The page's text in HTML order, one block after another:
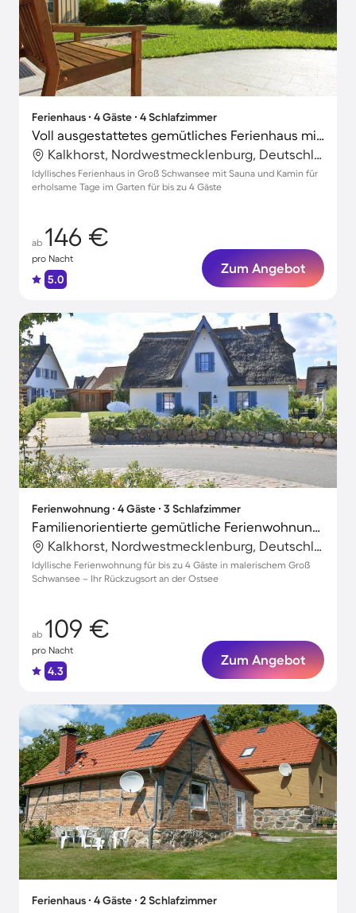
Ferienhaus ∙ 4 Gäste ∙ 4 Schlafzimmer
Voll ausgestattetes gemütliches Ferienhaus mit Garten, Terrasse und Sauna
Kalkhorst, Nordwestmecklenburg, Deutschland
Idyllisches Ferienhaus in Groß Schwansee mit Sauna und Kamin für
erholsame Tage im Garten für bis zu 4 Gäste
ab 146 €
pro Nacht
5.0
Zum Angebot
Ferienwohnung ∙ 4 Gäste ∙ 3 Schlafzimmer
Familienorientierte gemütliche Ferienwohnung mit Sauna und Terrasse
Kalkhorst, Nordwestmecklenburg, Deutschland
Idyllische Ferienwohnung für bis zu 4 Gäste in malerischem Groß
Schwansee – Ihr Rückzugsort an der Ostsee
ab 109 €
pro Nacht
4.3
Zum Angebot
Ferienhaus ∙ 4 Gäste ∙ 2 Schlafzimmer